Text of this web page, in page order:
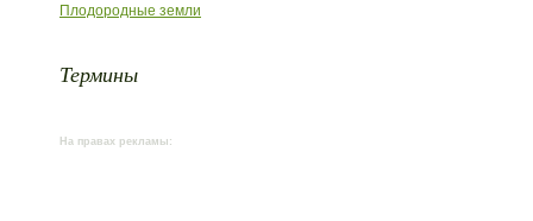
Плодородные земли
Термины
На правах рекламы: